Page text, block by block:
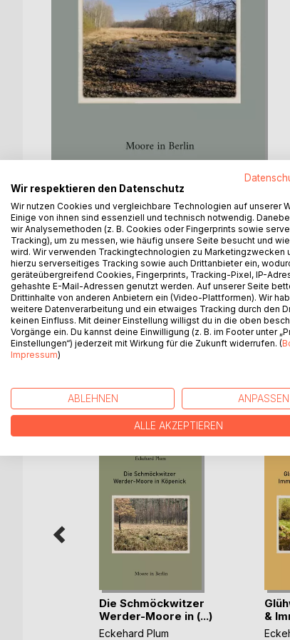
BESCHREIBUNG
Bei den Berliner Wuhletal-Mooren handelt
Schmelzwassern im Zusammenspiel mit
Grundmoräne eingeschnitten hat. Wie
diesem Buch.
AUTOR/IN
WEITERE TITEL BEI
Die Schmöckwitzer
Werder-Moore in (...)
Eckehard Plum
&
Wir respektieren den Datenschutz
Wir nutzen Cookies und vergleichbare Technologien auf unserer
Einige von ihnen sind essenziell und technisch notwendig.
wir Analysemethoden (z. B. Cookies oder Fingerprints sowie
Tracking), um zu messen, wie häufig unsere Seite besucht und
wird. Wir verwenden Trackingtechnologien zu Marketingzwecken
hierzu serverseitiges Tracking sowie auch Drittanbieter ein,
geräteübergreifend Cookies, Fingerprints, Tracking-Pixel, IP-
gehashte E-Mail-Adressen genutzt werden. Auf unserer Seite
Drittinhalte von anderen Anbietern ein (Video-Plattformen). Wir
weitere Datenverarbeitung und ein etwaiges Tracking durch den
keinen Einfluss. Mit deiner Einstellung willigst du in die oben
Vorgänge ein. Du kannst deine Einwilligung (z. B. im Footer unter
Einstellungen“) jederzeit mit Wirkung für die Zukunft widerrufen. (
Impressum)
ABLEHNEN ANPASSEN
ALLE AKZEPTIEREN